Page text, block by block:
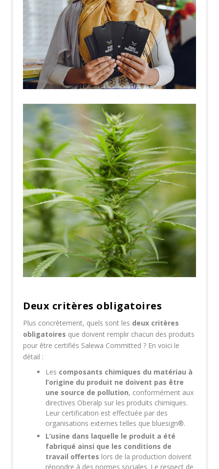
Deux critères obligatoires
Plus concrètement, quels sont les deux critères
obligatoires que doivent remplir chacun des produits
pour être certifiés Salewa Committed ? En voici le
détail :
Les composants chimiques du matériau à
l’origine du produit ne doivent pas être
une source de pollution, conformément aux
directives Oberalp sur les produits chimiques.
Leur certification est effectuée par des
organisations externes telles que bluesign®.
L’usine dans laquelle le produit a été
fabriqué ainsi que les conditions de
travail offertes lors de la production doivent
répondre à des normes sociales. Le respect de